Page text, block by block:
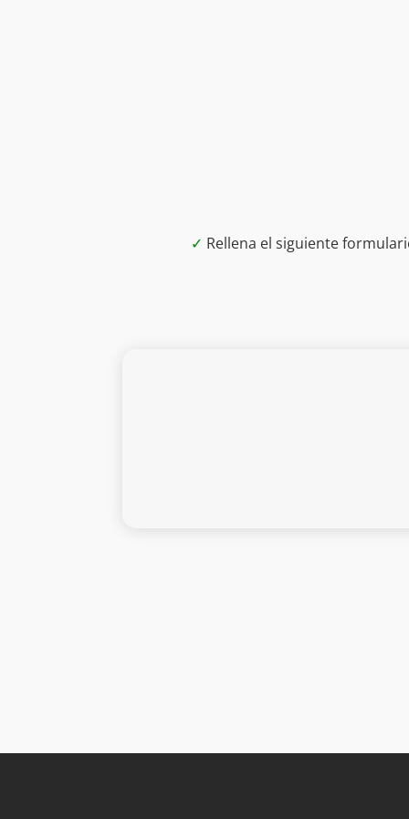
✓ Rellena el siguiente